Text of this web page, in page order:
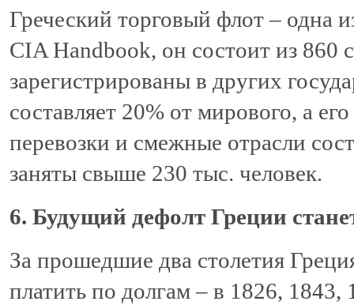
Греческий торговый флот – одна
CIA Handbook, он состоит из 860
зарегистрированы в других
составляет 20% от мирового, а
перевозки и смежные отрасли
заняты свыше 230 тыс. человек.
6. Будущий дефолт Греции
За прошедшие два столетия
платить по долгам – в 1826,